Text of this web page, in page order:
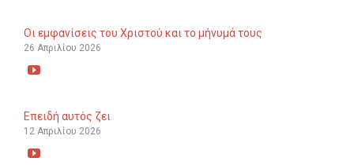
Οι εμφανίσεις του Χριστού και το μήνυμά τους
26 Απριλίου 2026

Επειδή αυτός ζει
12 Απριλίου 2026
